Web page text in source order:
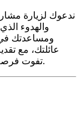
والهدوء
ومساعدتك في
عائلتك، مع
تفوت فرصة أن تكون جزءاً من هذا المجتمع السكني الراقي.